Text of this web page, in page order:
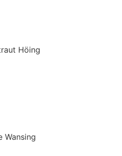
Höing
Wansing